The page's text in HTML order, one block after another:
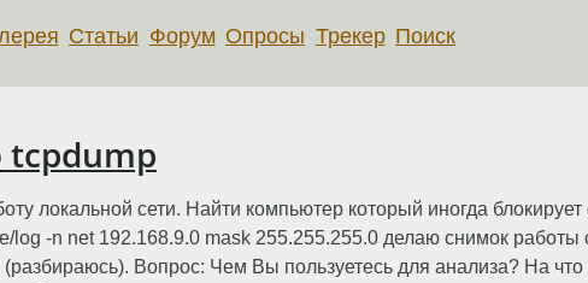
Статьи Форум Опросы Трекер Поиск
tcpdump
локальной сети. Найти компьютер который иногда блокирует
-n net 192.168.9.0 mask 255.255.255.0 делаю снимок работы
Вопрос: Чем Вы пользуетесь для анализа? На